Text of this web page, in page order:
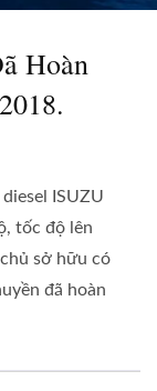
Hoàn
ISUZU
tốc độ lên
sở hữu có
đã hoàn